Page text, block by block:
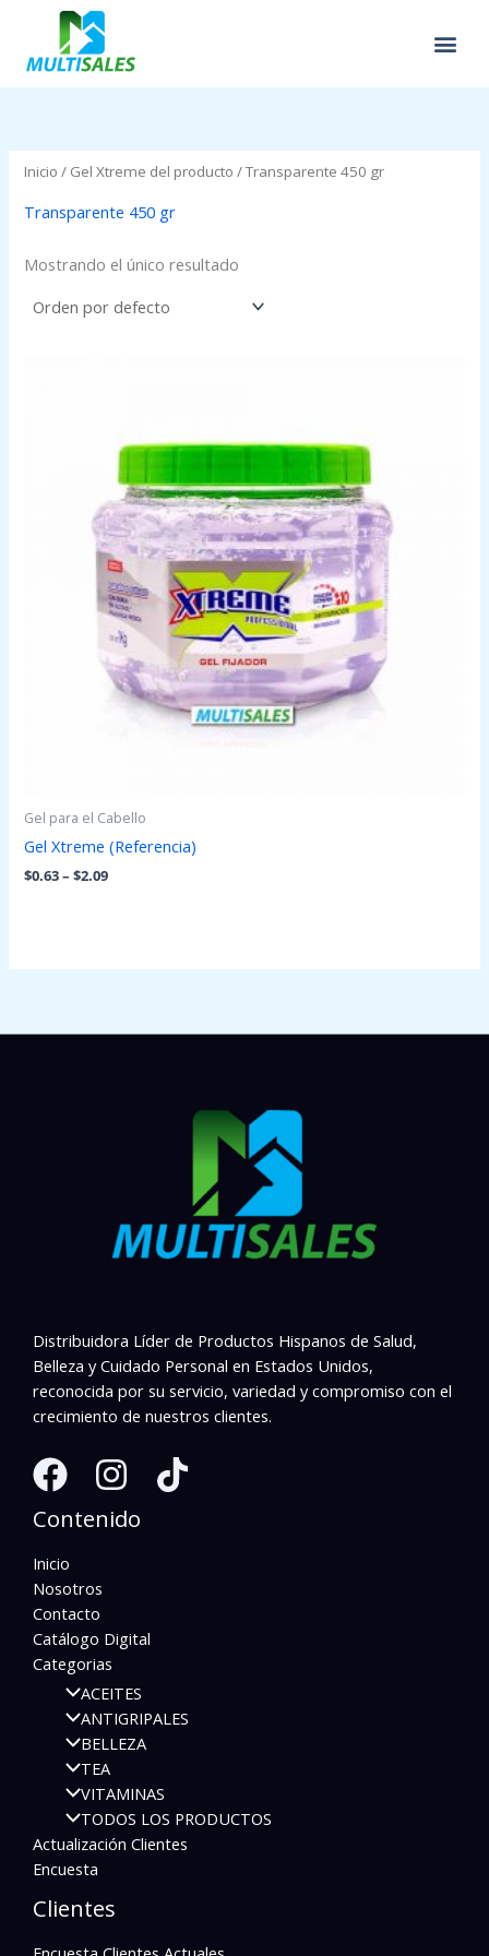
contenido
Inicio / Gel Xtreme del producto / Transparente 450 gr
Transparente 450 gr
Mostrando el único resultado
Gel para el Cabello
Gel Xtreme (Referencia)
$0.63– $2.09
$2.09
Distribuidora Líder de Productos Hispanos de Salud,
Belleza y Cuidado Personal en Estados Unidos,
reconocida por su servicio, variedad y compromiso con el
crecimiento de nuestros clientes.
Contenido
Inicio
Nosotros
Contacto
Catálogo Digital
Categorias
ACEITES
ANTIGRIPALES
BELLEZA
TEA
VITAMINAS
TODOS LOS PRODUCTOS
Actualización Clientes
Encuesta
Clientes